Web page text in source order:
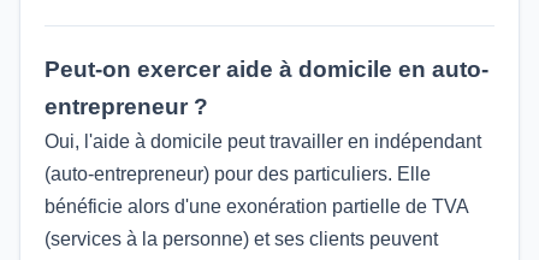
Peut-on exercer aide à domicile en auto-
entrepreneur ?
Oui, l'aide à domicile peut travailler en indépendant
(auto-entrepreneur) pour des particuliers. Elle
bénéficie alors d'une exonération partielle de TVA
(services à la personne) et ses clients peuvent